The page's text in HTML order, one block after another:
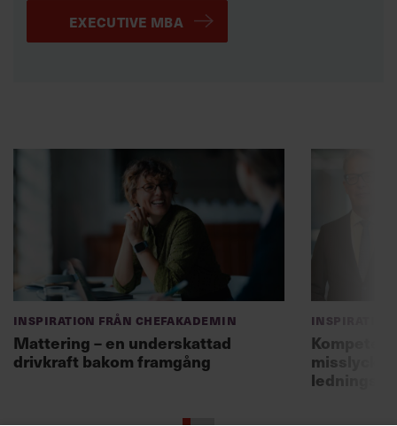
EXECUTIVE MBA
Inspiration från Chefakademin
Mattering – en underskattad
drivkraft bakom framgång
Inspiration